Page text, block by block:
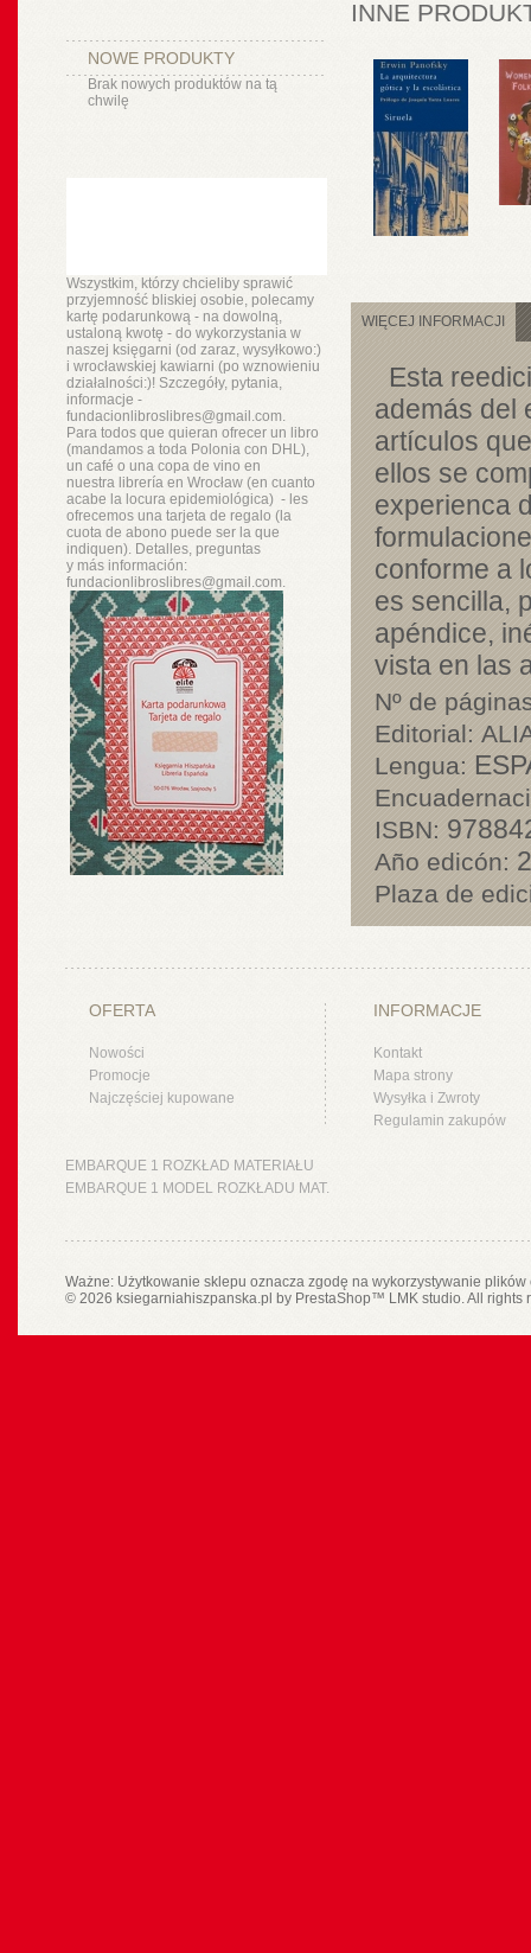
NOWE PRODUKTY
Brak nowych produktów na tą
chwilę
Wszystkim, którzy chcieliby sprawić
przyjemność bliskiej osobie, polecamy
kartę podarunkową - na dowolną,
ustaloną kwotę - do wykorzystania w
naszej księgarni (od zaraz, wysyłkowo:)
i wrocławskiej kawiarni (po wznowieniu
działalności:)! Szczegóły, pytania,
informacje -
fundacionlibroslibres@gmail.com.
Para todos que quieran ofrecer un libro
(mandamos a toda Polonia con DHL),
un café o una copa de vino en
nuestra libreríaen Wrocław (en cuanto
acabe la locura epidemiológica) - les
ofrecemos una tarjeta de regalo (la
cuota de abono puede ser la que
indiquen). Detalles, preguntas
y másinformación:
fundacionlibroslibres@gmail.com.
INNE
WIĘCEJ INFORMACJI
Esta
además del
artículos
ellos se
experienca
conforme a
es sencilla,
apéndice,
vista en las
Nº de
Editorial:
Lengua:
ISBN:
Año edicón:
Plaza de
OFERTA
Nowości
Promocje
Najczęściej kupowane
INFORMACJE
Kontakt
Mapa strony
Wysyłka i Zwroty
Regulamin zakupów
EMBARQUE 1 ROZKŁAD MATERIAŁU
EMBARQUE 1 MODEL ROZKŁADU MAT.
Ważne: Użytkowanie sklepu oznacza zgodę na wykorzystywanie
© 2026 ksiegarniahiszpanska.pl by PrestaShop™ LMK studio. All rights